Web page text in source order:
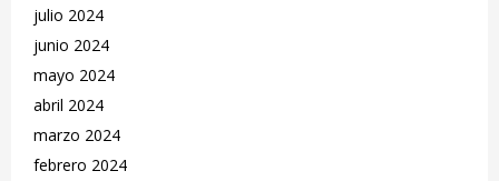
julio 2024
junio 2024
mayo 2024
abril 2024
marzo 2024
febrero 2024